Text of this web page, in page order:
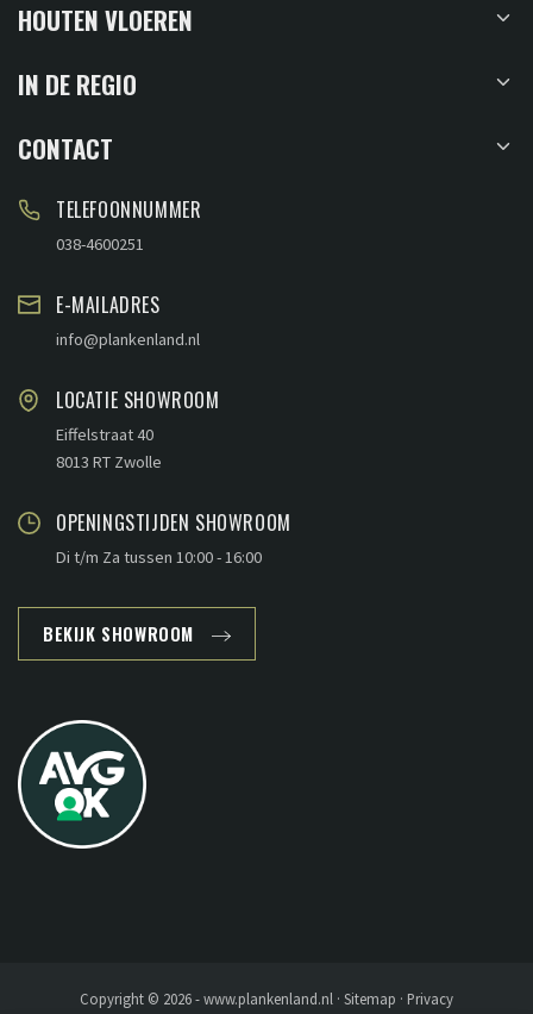
HOUTEN VLOEREN
IN DE REGIO
CONTACT
TELEFOONNUMMER
038-4600251
E-MAILADRES
info@plankenland.nl
LOCATIE SHOWROOM
Eiffelstraat 40
8013 RT Zwolle
OPENINGSTIJDEN SHOWROOM
Di t/m Za tussen 10:00 - 16:00
BEKIJK SHOWROOM
Copyright © 2026 - www.plankenland.nl · Sitemap · Privacy